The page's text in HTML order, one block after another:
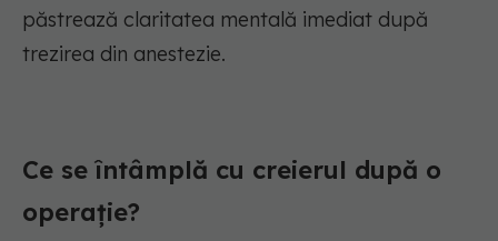
păstrează claritatea mentală imediat după
trezirea din anestezie.
Ce se întâmplă cu creierul după o
operație?